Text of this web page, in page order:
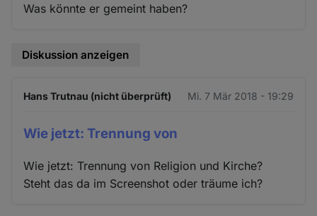
Was könnte er gemeint haben?
Diskussion anzeigen
Hans Trutnau (nicht überprüft) Mi. 7 Mär 2018 - 19:29
Wie jetzt: Trennung von
Wie jetzt: Trennung von Religion und Kirche?
Steht das da im Screenshot oder träume ich?